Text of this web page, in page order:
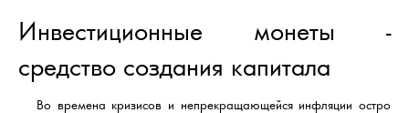
Инвестиционные монеты -
средство создания капитала
Во времена кризисов и непрекращающейся инфляции остро